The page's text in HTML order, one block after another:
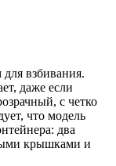
взбивания.
даже если
с четко
что модель
два
крышками и